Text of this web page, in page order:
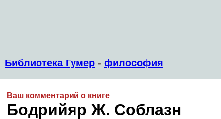
Библиотека Гумер - философия
Ваш комментарий о книге
Бодрийяр Ж. Соблазн